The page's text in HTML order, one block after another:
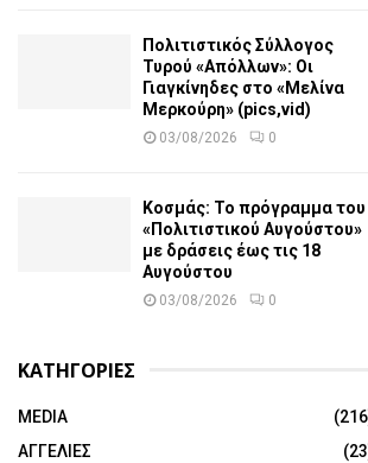
Πολιτιστικός Σύλλογος
Τυρού «Απόλλων»: Οι
Γιαγκίνηδες στο «Μελίνα
Μερκούρη» (pics,vid)
03/08/2026 0
Κοσμάς: Το πρόγραμμα του
«Πολιτιστικού Αυγούστου»
με δράσεις έως τις 18
Αυγούστου
03/08/2026 0
ΚΑΤΗΓΟΡΙΕΣ
MEDIA
ΑΓΓΕΛΙΕΣ